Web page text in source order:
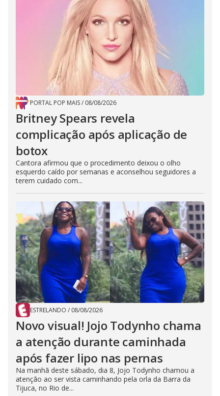
PORTAL POP MAIS/ 08/08/2026
Britney Spears revela
complicação após aplicação de
botox
Cantora afirmou que o procedimento deixou o olho
esquerdo caído por semanas e aconselhou seguidores a
terem cuidado com...
ESTRELANDO / 08/08/2026
Novo visual! Jojo Todynho chama
a atenção durante caminhada
após fazer lipo nas pernas
Na manhã deste sábado, dia 8, Jojo Todynho chamou a
atenção ao ser vista caminhando pela orla da Barra da
Tijuca, no Rio de...